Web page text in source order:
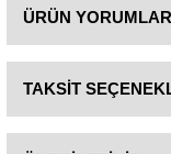
ÜRÜN
TAKSİT